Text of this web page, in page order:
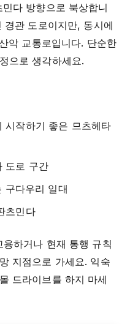
다 방향으로 북상합니
관 도로이지만, 동시에
악 교통로입니다. 단순한
으로 생각하세요.
시작하기 좋은 므츠헤타
도로 구간
구다우리 일대
츠민다
하거나 현재 통행 규칙
지점으로 가세요. 익숙
드라이브를 하지 마세